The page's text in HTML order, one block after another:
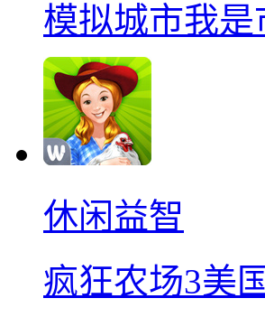
模拟城市我
休闲益智
疯狂农场3美